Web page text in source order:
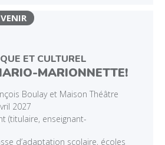
ET CULTUREL
MARIONNETTE!
Boulay et Maison Théâtre
2027
(titulaire, enseignant-
d’adaptation scolaire, écoles